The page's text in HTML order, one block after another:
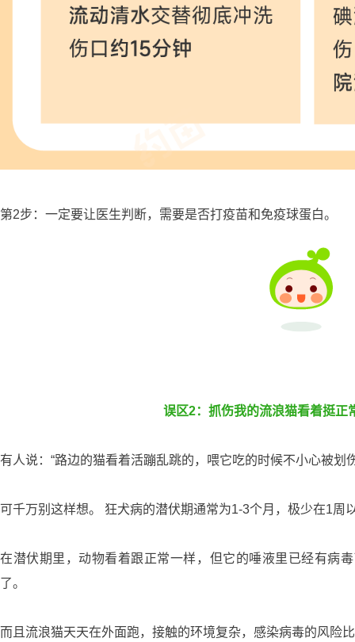
第2步：一定要让医生判断，需要是否打疫苗和免疫球蛋白。
误区2：抓伤我的流浪猫看着挺正
有人说：“路边的猫看着活蹦乱跳的，喂它吃的时候不小心被
可千万别这样想。 狂犬病的潜伏期通常为1-3个月，极少在1周
在潜伏期里，动物看着跟正常一样，但它的唾液里已经有病
了。
而且流浪猫天天在外面跑，接触的环境复杂，感染病毒的风险